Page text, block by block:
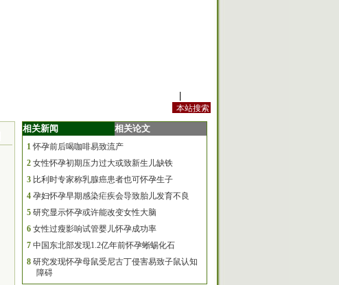
相关新闻 相关论文
1 怀孕前后喝咖啡易致流产
2 女性怀孕初期压力过大或致新生儿缺铁
3 比利时专家称乳腺癌患者也可怀孕生子
4 孕妇怀孕早期感染疟疾会导致胎儿发育不良
5 研究显示怀孕或许能改变女性大脑
6 女性过瘦影响试管婴儿怀孕成功率
7 中国东北部发现1.2亿年前怀孕蜥蜴化石
8 研究发现怀孕母鼠受尼古丁侵害易致子鼠认知
障碍